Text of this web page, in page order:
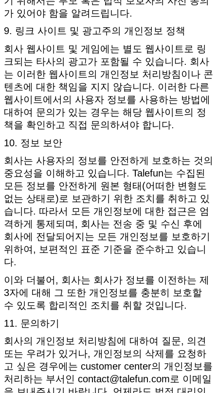
가 있어야 함을 알려드립니다.
9. 링크 사이트 및 광고주의 개인정보 정책
회사 웹사이트 및 게임에는 별도 웹사이트로 링
크되는 타사의 광고가 포함될 수 있습니다. 회사
는 이러한 웹사이트의 개인정보 처리방침이나 콘
텐츠에 대한 책임을 지지 않습니다. 이러한 다른
웹사이트에서의 사용자 정보를 사용하는 방법에
대하여 문의가 있는 경우는 해당 웹사이트의 정
책을 확인하고 직접 문의하셔야 합니다.
10. 정보 보안
회사는 사용자의 정보를 안전하게 보호하는 것의
중요성을 이해하고 있습니다. Talefun는 수집된
모든 정보를 안전하게 원본 형태(어떠한 변형도
없는 상태로)로 보관하기 위한 조치를 취하고 있
습니다. 따라서 모든 개인정보에 대한 접근은 엄
격하게 통제되며, 회사는 전송 중 및 수신 후에
회사에 전달되어지는 모든 개인정보를 보호하기
위하여, 보편적인 표준 기준을 준수하고 있습니
다.
이와 더불어, 회사는 회사가 정보를 이전하는 제
3자에 대해 그 또한 개인정보를 충분히 보호할
수 있도록 합리적인 조치를 취할 것입니다.
11. 문의하기
회사의 개인정보 처리방침에 대하여 질문, 의견
또는 우려가 있거나, 개인정보의 삭제를 요청하
고 싶은 경우에는 customer center의 개인정보를
처리하는 부서인 contact@talefun.com로 이메일